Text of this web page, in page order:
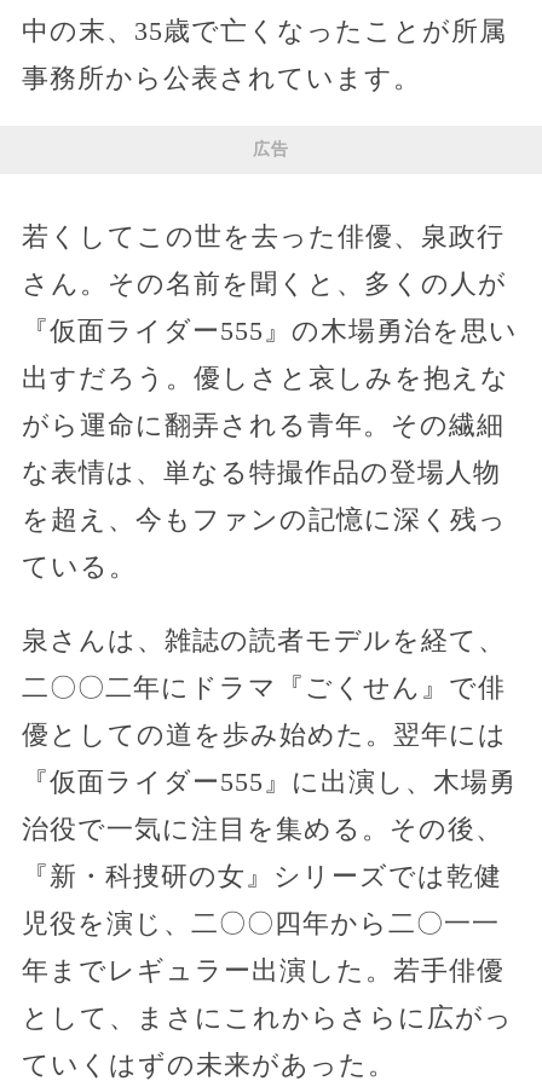
中の末、35歳で亡くなったことが所属
事務所から公表されています。
広告
若くしてこの世を去った俳優、泉政行
さん。その名前を聞くと、多くの人が
『仮面ライダー555』の木場勇治を思い
出すだろう。優しさと哀しみを抱えな
がら運命に翻弄される青年。その繊細
な表情は、単なる特撮作品の登場人物
を超え、今もファンの記憶に深く残っ
ている。
泉さんは、雑誌の読者モデルを経て、
二〇〇二年にドラマ『ごくせん』で俳
優としての道を歩み始めた。翌年には
『仮面ライダー555』に出演し、木場勇
治役で一気に注目を集める。その後、
『新・科捜研の女』シリーズでは乾健
児役を演じ、二〇〇四年から二〇一一
年までレギュラー出演した。若手俳優
として、まさにこれからさらに広がっ
ていくはずの未来があった。